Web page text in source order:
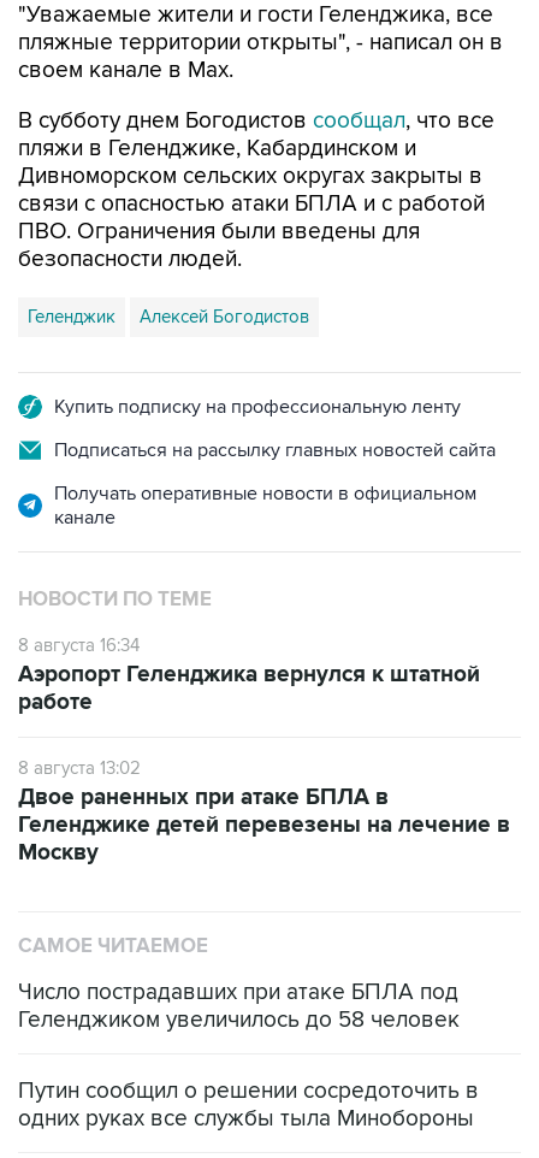
"Уважаемые жители и гости Геленджика, все
пляжные территории открыты", - написал он в
своем канале в Max.
В субботу днем Богодистов сообщал, что все
пляжи в Геленджике, Кабардинском и
Дивноморском сельских округах закрыты в
связи с опасностью атаки БПЛА и с работой
ПВО. Ограничения были введены для
безопасности людей.
Геленджик Алексей Богодистов
Купить подписку на профессиональную ленту
Подписаться на рассылку главных новостей сайта
Получать оперативные новости в официальном
канале
НОВОСТИ ПО ТЕМЕ
8 августа 16:34
Аэропорт Геленджика вернулся к штатной
работе
8 августа 13:02
Двое раненных при атаке БПЛА в
Геленджике детей перевезены на лечение в
Москву
САМОЕ ЧИТАЕМОЕ
Число пострадавших при атаке БПЛА под
Геленджиком увеличилось до 58 человек
Путин сообщил о решении сосредоточить в
одних руках все службы тыла Минобороны